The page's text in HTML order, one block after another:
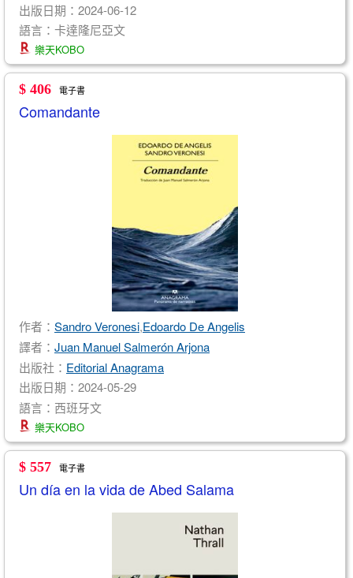
出版日期：2024-06-12
語言：卡達隆尼亞文
樂天KOBO
$ 406 電子書
Comandante
作者： Sandro Veronesi,Edoardo De Angelis
譯者： Juan Manuel Salmerón Arjona
出版社： Editorial Anagrama
出版日期：2024-05-29
語言：西班牙文
樂天KOBO
$ 557 電子書
Un día en la vida de Abed Salama